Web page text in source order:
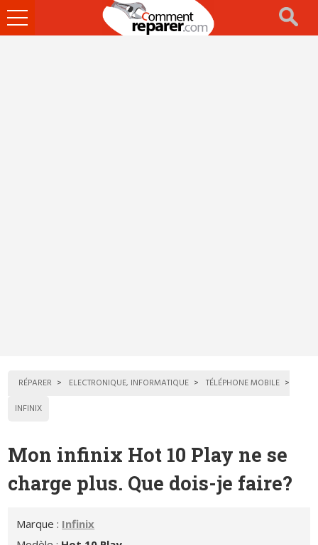
Ouvrir
le
RÉPARER ELECTRONIQUE, INFORMATIQUE
TÉLÉPHONE MOBILE
INFINIX
Mon infinix Hot 10 Play ne se
charge plus. Que dois-je faire?
Marque : Infinix